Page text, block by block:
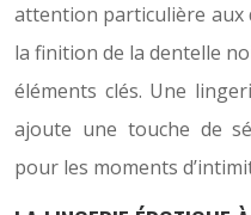
attention particulière aux
la finition de la dentelle
éléments clés. Une
ajoute une touche de
pour les moments